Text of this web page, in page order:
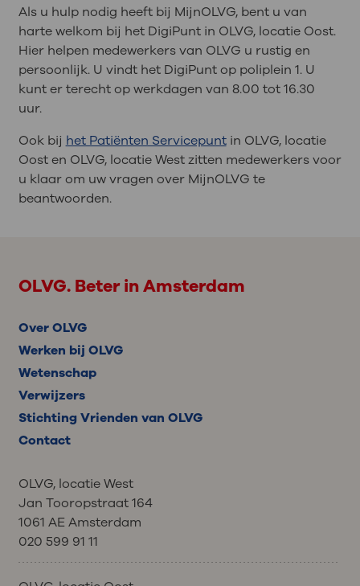
Als u hulp nodig heeft bij MijnOLVG, bent u van
harte welkom bij het DigiPunt in OLVG, locatie Oost.
Hier helpen medewerkers van OLVG u rustig en
persoonlijk. U vindt het DigiPunt op poliplein 1. U
kunt er terecht op werkdagen van 8.00 tot 16.30
uur.
Ook bij het Patiënten Servicepuntin OLVG, locatie
Oost en OLVG, locatie West zitten medewerkers voor
u klaar om uw vragen over MijnOLVG te
beantwoorden.
OLVG. Beter in Amsterdam
Over OLVG
Werken bij OLVG
Wetenschap
Verwijzers
Stichting Vrienden van OLVG
Contact
OLVG, locatie West
Jan Tooropstraat 164
1061 AE Amsterdam
020 599 91 11